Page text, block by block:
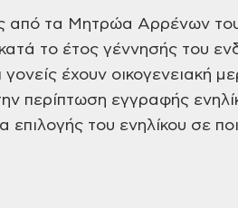
από τα Μητρώα Αρρένων
το έτος γέννησής του
έχουν οικογενειακή
περίπτωση εγγραφής
επιλογής του ενηλίκου σε